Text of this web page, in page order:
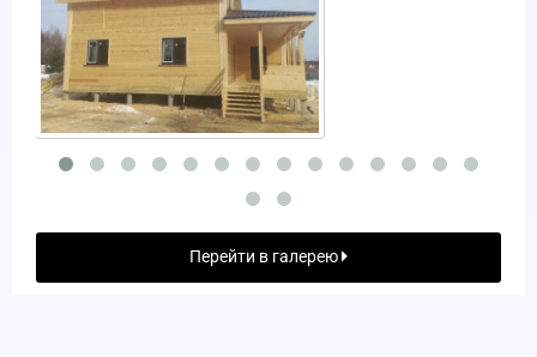
Перейти в галерею